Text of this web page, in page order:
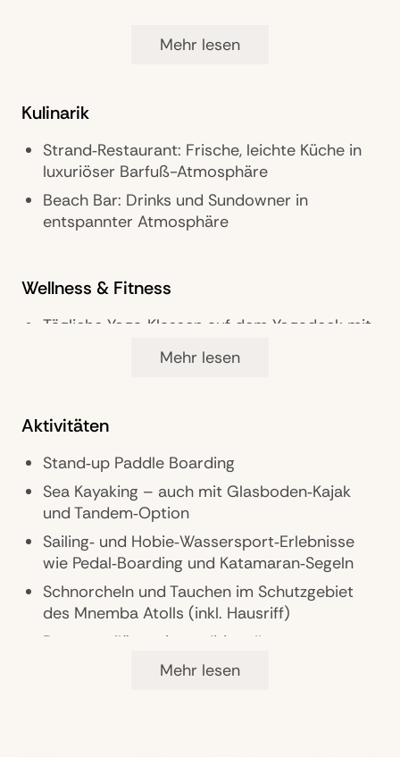
Butler‑Service in allen Banda‑Unterkünfte
Restaurants: 1
Bars: 1
Parkmöglichkeiten: Autofreie Insel
Zimmer: 10
Private Insel‑Erlebnis mit maximaler
Luxury
Mehr lesen
Kulinarik
Strand‑Restaurant: Frische, leichte Küche in
luxuriöser Barfuß-Atmosphäre
Beach Bar: Drinks und Sundowner in
entspannter Atmosphäre
Wellness & Fitness
Tägliche Yoga‑Klassen auf dem Yogadeck mit
Blick auf den Ozean
Massagen und ganzheitliche
Produkten in der Wellness Banda oder privat
in der Banda
Mehr lesen
Aktivitäten
Stand‑up Paddle Boarding
Sea Kayaking – auch mit Glasboden‑Kajak
und Tandem‑Option
Sailing‑ und Hobie‑Wassersport‑Erlebnisse
wie Pedal‑Boarding und Katamaran‑Segeln
Schnorcheln und Tauchen im Schutzgebiet
des Mnemba Atolls (inkl. Hausriff)
Bootsausflüge wie traditionelle
Dhow‑Fahrten und Sunset‑Cruises
Mehr lesen